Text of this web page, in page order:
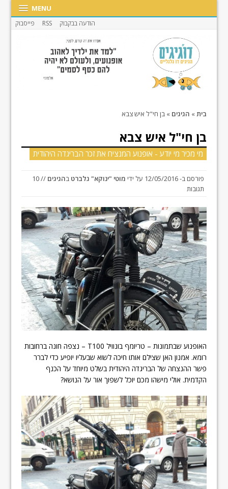
MENU
הודעה בבקבוק RSS פייסבוק
בית» הגיגים » בן חי"ל איש צבא
בן חי"ל איש צבא
מי מכיר מי יודע - אופנוע המנציח את זכר הבריגדה היהודית
פורסם ב-12/05/2016 על ידי מוטי "ינוקא" גלברט בהגיגים
// 10
תגובות
האופנוע שבתמונות – טריומף בונוויל T100 – נצפה חונה ברחובות
רומא. אמנון האן שצילם אותו חיכה לשוא שבעליו יופיע כדי לברר
פשר ההנצחה של הבריגדה היהודית בשלט מיוחד על הכנף
הקדמית. אולי מישהו מכם יוכל לשפוך אור על הנושא?